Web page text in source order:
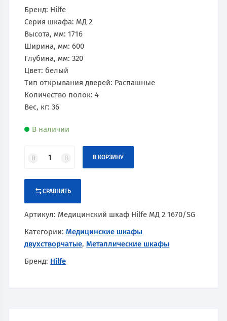
Бренд: Hilfe
Серия шкафа: МД 2
Высота, мм: 1716
Ширина, мм: 600
Глубина, мм: 320
Цвет: белый
Тип открывания дверей: Распашные
Количество полок: 4
Вес, кг: 36
В наличии
В КОРЗИНУ
СРАВНИТЬ
Артикул: Медицинский шкаф Hilfe МД 2 1670/SG
Категории:Медицинские шкафы
двухстворчатые,Металлические шкафы
Бренд: Hilfe